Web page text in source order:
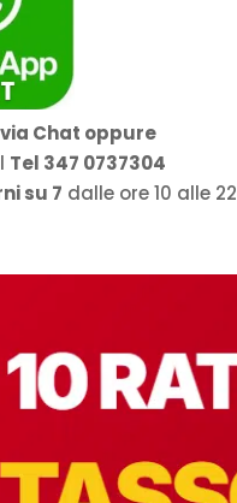
Chat oppure
Tel 347 0737304
su 7 dalle ore 10 alle 22